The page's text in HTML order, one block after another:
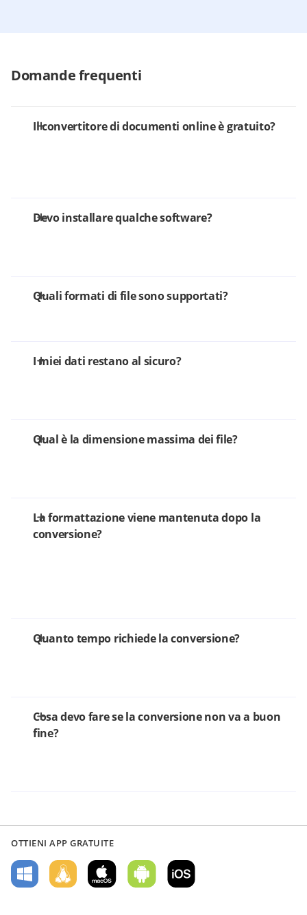
Domande frequenti
Il convertitore di documenti online è gratuito?
Devo installare qualche software?
Quali formati di file sono supportati?
I miei dati restano al sicuro?
Qual è la dimensione massima dei file?
La formattazione viene mantenuta dopo la
conversione?
Quanto tempo richiede la conversione?
Cosa devo fare se la conversione non va a buon
fine?
OTTIENI APP GRATUITE